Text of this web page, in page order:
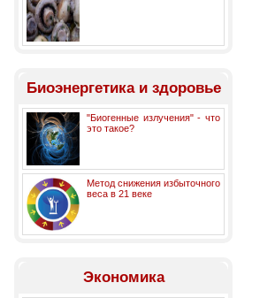
Биоэнергетика и здоровье
"Биогенные излучения" - что
это такое?
Метод снижения избыточного
веса в 21 веке
Экономика